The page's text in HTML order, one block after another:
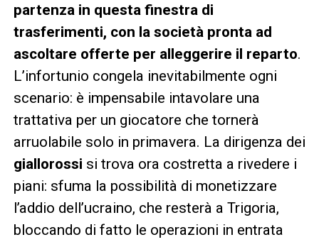
partenza in questa finestra di
trasferimenti, con la società pronta ad
ascoltare offerte per alleggerire il reparto.
L’infortunio congela inevitabilmente ogni
scenario: è impensabile intavolare una
trattativa per un giocatore che tornerà
arruolabile solo in primavera. La dirigenza dei
giallorossi si trova ora costretta a rivedere i
piani: sfuma la possibilità di monetizzare
l’addio dell’ucraino, che resterà a Trigoria,
bloccando di fatto le operazioni in entrata